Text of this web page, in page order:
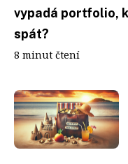
vypadá portfolio,
spát?
8 minut čtení